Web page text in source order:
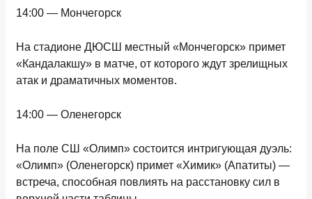
14:00 — Мончегорск
На стадионе ДЮСШ местный «Мончегорск» примет
«Кандалакшу» в матче, от которого ждут зрелищных
атак и драматичных моментов.
14:00 — Оленегорск
На поле СШ «Олимп» состоится интригующая дуэль:
«Олимп» (Оленегорск) примет «Химик» (Апатиты) —
встреча, способная повлиять на расстановку сил в